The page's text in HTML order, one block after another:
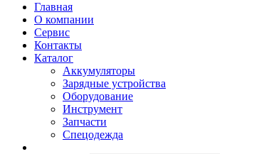
Главная
О компании
Сервис
Контакты
Каталог
Аккумуляторы
Зарядные устройства
Оборудование
Инструмент
Запчасти
Спецодежда